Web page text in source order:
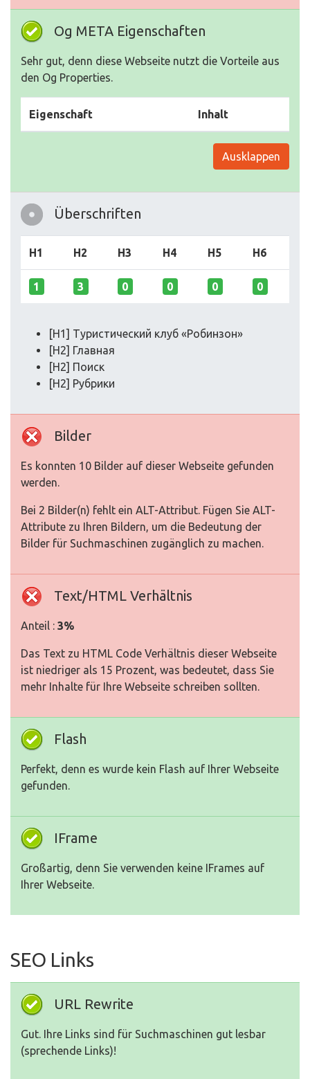
Og META Eigenschaften
Sehr gut, denn diese Webseite nutzt die Vorteile aus
den Og Properties.
Eigenschaft Inhalt
Ausklappen
Überschriften
H1 H2 H3 H4 H5 H6
1 3 0 0 0 0
[H1] Туристический клуб «Робинзон»
[H2] Главная
[H2] Поиск
[H2] Рубрики
Bilder
Es konnten 10 Bilder auf dieser Webseite gefunden
werden.
Bei 2 Bilder(n) fehlt ein ALT-Attribut. Fügen Sie ALT-
Attribute zu Ihren Bildern, um die Bedeutung der
Bilder für Suchmaschinen zugänglich zu machen.
Text/HTML Verhältnis
Anteil : 3%
Das Text zu HTML Code Verhältnis dieser Webseite
ist niedriger als 15 Prozent, was bedeutet, dass Sie
mehr Inhalte für Ihre Webseite schreiben sollten.
Flash
Perfekt, denn es wurde kein Flash auf Ihrer Webseite
gefunden.
IFrame
Großartig, denn Sie verwenden keine IFrames auf
Ihrer Webseite.
SEO Links
URL Rewrite
Gut. Ihre Links sind für Suchmaschinen gut lesbar
(sprechende Links)!